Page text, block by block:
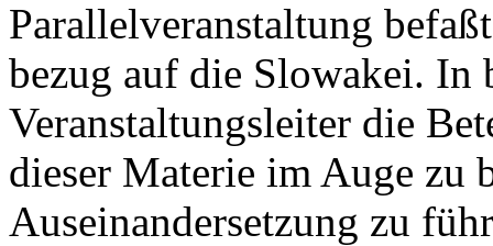
Parallelveranstaltung
bezug auf die Slowakei. In
Veranstaltungsleiter die
dieser Materie im Auge zu
Auseinandersetzung zu